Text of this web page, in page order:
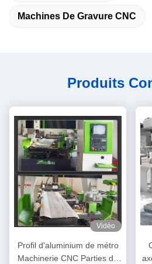
Machines De Gravure CNC
Produits
Vidéo
Profil d'aluminium de métro
Machinerie CNC Parties de